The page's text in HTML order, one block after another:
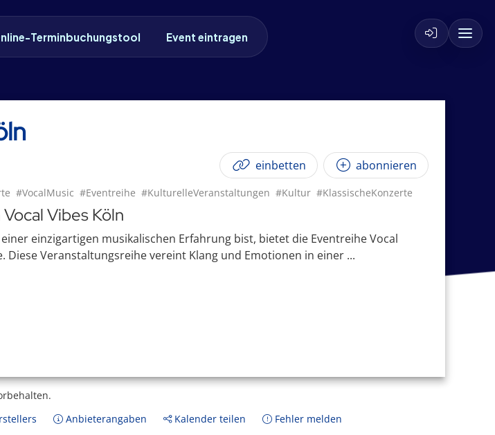
Terminbuchungstool Event eintragen
einbetten abonnieren
#VocalMusic #Eventreihe #KulturelleVeranstaltungen #Kultur #KlassischeKonzerte
Vibes Köln
einzigartigen musikalischen Erfahrung bist, bietet die Eventreihe Vocal
Diese Veranstaltungsreihe vereint Klang und Emotionen in einer ...
Anbieterangaben Kalender teilen Fehler melden